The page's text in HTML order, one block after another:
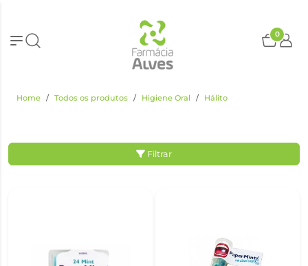
0
Home Todos os produtos Higiene Oral Hálito
Filtrar